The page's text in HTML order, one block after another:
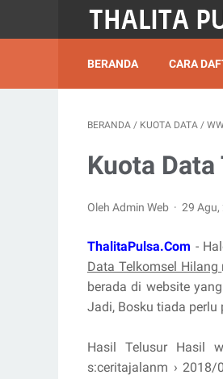
BERANDA CARA
BERANDA / KUOTA DATA /
Kuota
Oleh Admin Web 29 Agu,
ThalitaPulsa.Com -
Data Telkomsel Hilang
berada di website
Jadi, Bosku tiada perlu
Hasil Telusur Hasil
s:ceritajalanm ›